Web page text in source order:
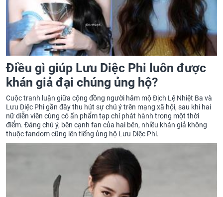
Điều gì giúp Lưu Diệc Phi luôn được
khán giả đại chúng ủng hộ?
Cuộc tranh luận giữa cộng đồng người hâm mộ Địch Lệ Nhiệt Ba và
Lưu Diệc Phi gần đây thu hút sự chú ý trên mạng xã hội, sau khi hai
nữ diễn viên cùng có ấn phẩm tạp chí phát hành trong một thời
điểm. Đáng chú ý, bên cạnh fan của hai bên, nhiều khán giả không
thuộc fandom cũng lên tiếng ủng hộ Lưu Diệc Phi.